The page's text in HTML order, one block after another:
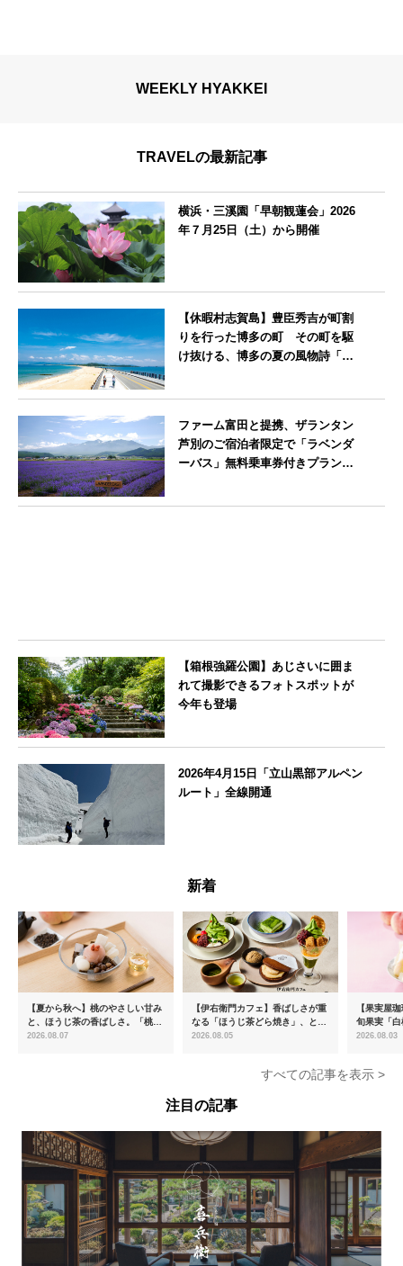
WEEKLY HYAKKEI
TRAVELの最新記事
横浜・三溪園「早朝観蓮会」2026
年７月25日（土）から開催
【休暇村志賀島】豊臣秀吉が町割
りを行った博多の町 その町を駆
け抜ける、博多の夏の風物詩「博
ファーム富田と提携、ザランタン
芦別のご宿泊者限定で「ラベンダ
ーバス」無料乗車券付きプランを
【箱根強羅公園】あじさいに囲ま
れて撮影できるフォトスポットが
今年も登場
2026年4月15日「立山黒部アルペン
ルート」全線開通
新着
【夏から秋へ】桃のやさしい甘み
と、ほうじ茶の香ばしさ。「桃と
ほうじ茶のあんみつ」を8月中旬
2026.08.07
【伊右衛門カフェ】香ばしさが重
なる「ほうじ茶どら焼き」、とろ
ける「宇治抹茶ティラミス」が新
2026.08.05
【果実屋
旬果実「
限定販売
2026.08.03
すべての記事を表示 >
注目の記事